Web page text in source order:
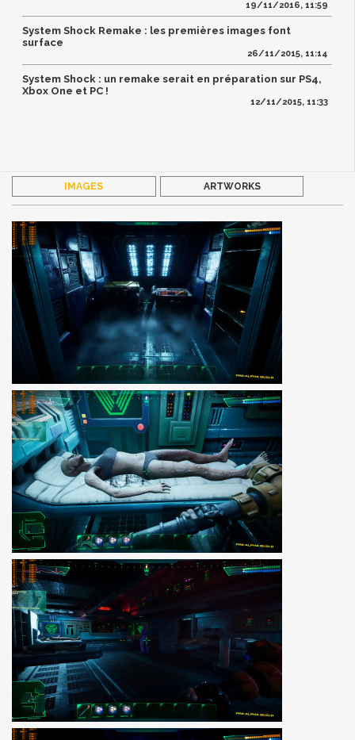
19/11/2016, 11:59
System Shock Remake : les premières images font
surface
26/11/2015, 11:14
System Shock : un remake serait en préparation sur PS4,
Xbox One et PC !
12/11/2015, 11:33
IMAGES ARTWORKS